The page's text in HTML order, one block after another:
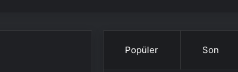
Popüler Son